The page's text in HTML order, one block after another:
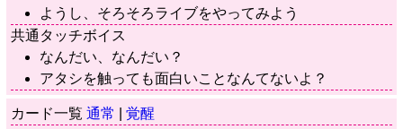
ようし、そろそろライブをやってみよう
共通タッチボイス
なんだい、なんだい？
アタシを触っても面白いことなんてないよ？
カード一覧 通常 覚醒